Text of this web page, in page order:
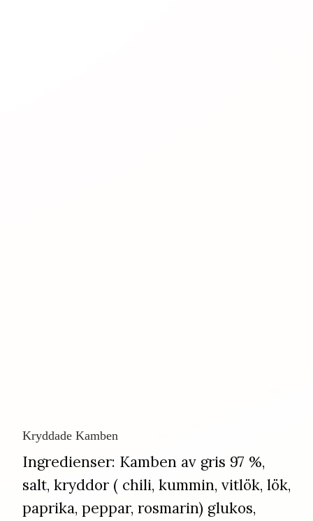
Kryddade Kamben
​​​​​​​Ingredienser: Kamben av gris 97 %,
salt, kryddor ( chili, kummin, vitlök, lök,
paprika, peppar, rosmarin) glukos,